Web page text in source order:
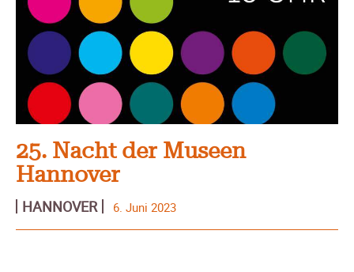
25. Nacht der Museen
Hannover
HANNOVER 6. Juni 2023